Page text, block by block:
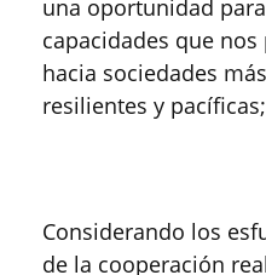
una oportunidad
capacidades que
hacia sociedades
resilientes y pacíficas;
Considerando los
de la cooperación